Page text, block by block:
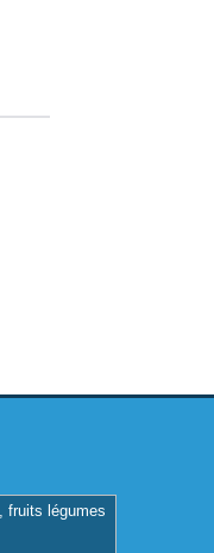
fruits légumes